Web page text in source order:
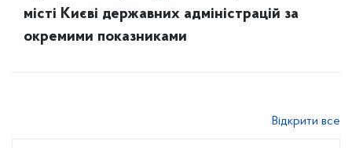
місті Києві державних адміністрацій за
окремими показниками
Відкрити все